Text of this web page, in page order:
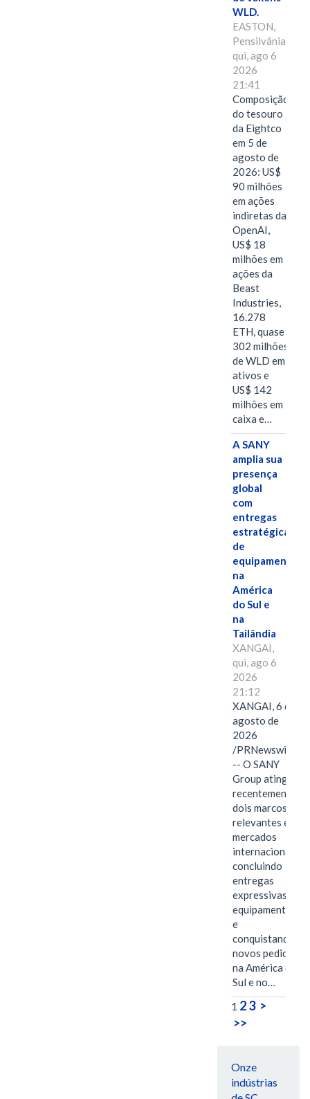
WLD.
EASTON,
Pensilvânia,
qui, ago 6
2026
21:41
Composição
do tesouro
da Eightco
em 5 de
agosto de
2026: US$
90 milhões
em ações
indiretas da
OpenAI,
US$ 18
milhões em
ações da
Beast
Industries,
16.278
ETH, quase
302 milhões
de WLD em
ativos e
US$ 142
milhões em
caixa e…
A SANY
amplia sua
presença
global
com
entregas
estratégicas
de
equipamentos
na
América
do Sul e
na
Tailândia
XANGAI,
qui, ago 6
2026
21:12
XANGAI, 6 de
agosto de
2026
/PRNewswire/
-- O SANY
Group atingiu
recentemente
dois marcos
relevantes em
mercados
internacionais,
concluindo
entregas
expressivas de
equipamentos
e
conquistando
novos pedidos
na América do
Sul e no…
1 23 >
>>
Onze
indústrias